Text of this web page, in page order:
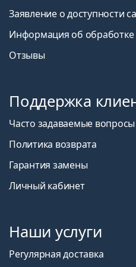
Заявление о доступности
Информация об
Отзывы
Поддержка
Часто задаваемые вопросы
Политика возврата
Гарантия замены
Личный кабинет
Наши услуги
Регулярная доставка